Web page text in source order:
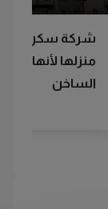
شركة سكن
منزلها لأنها لم
الساخن